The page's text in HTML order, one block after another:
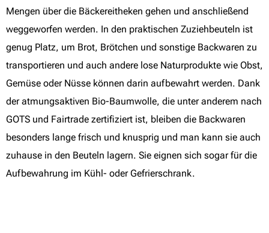
Mengen über die Bäckereitheken gehen und anschließend
weggeworfen werden. In den praktischen Zuziehbeuteln ist
genug Platz, um Brot, Brötchen und sonstige Backwaren zu
transportieren und auch andere lose Naturprodukte wie Obst,
Gemüse oder Nüsse können darin aufbewahrt werden. Dank
der atmungsaktiven Bio-Baumwolle, die unter anderem nach
GOTS und Fairtrade zertifiziert ist, bleiben die Backwaren
besonders lange frisch und knusprig und man kann sie auch
zuhause in den Beuteln lagern. Sie eignen sich sogar für die
Aufbewahrung im Kühl- oder Gefrierschrank.